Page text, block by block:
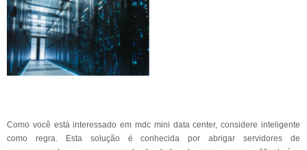
Como você está interessado em mdc mini data center, considere inteligente
como regra. Esta solução é conhecida por abrigar servidores de